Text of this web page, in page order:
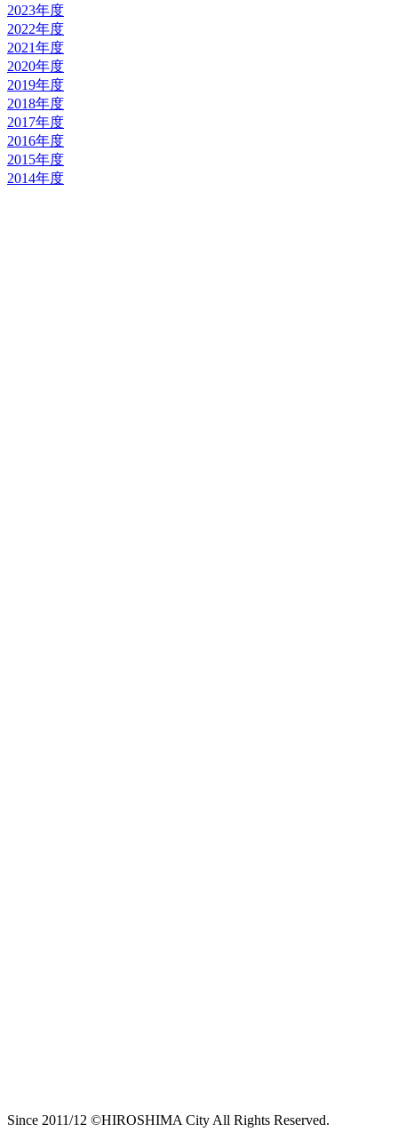
2023年度
2022年度
2021年度
2020年度
2019年度
2018年度
2017年度
2016年度
2015年度
2014年度
Since 2011/12 ©HIROSHIMA City All Rights Reserved.